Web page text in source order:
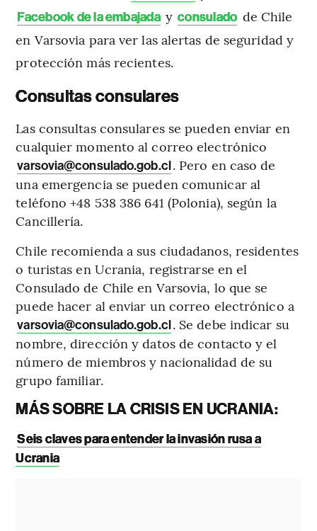
Facebook de la embajada y consulado de Chile
en Varsovia para ver las alertas de seguridad y
protección más recientes.
Consultas consulares
Las consultas consulares se pueden enviar en
cualquier momento al correo electrónico
varsovia@consulado.gob.cl. Pero en caso de
una emergencia se pueden comunicar al
teléfono +48 538 386 641 (Polonia), según la
Cancillería.
Chile recomienda a sus ciudadanos, residentes
o turistas en Ucrania, registrarse en el
Consulado de Chile en Varsovia, lo que se
puede hacer al enviar un correo electrónico a
varsovia@consulado.gob.cl. Se debe indicar su
nombre, dirección y datos de contacto y el
número de miembros y nacionalidad de su
grupo familiar.
MÁS SOBRE LA CRISIS EN UCRANIA:
Seis claves para entender la invasión rusa a
Ucrania